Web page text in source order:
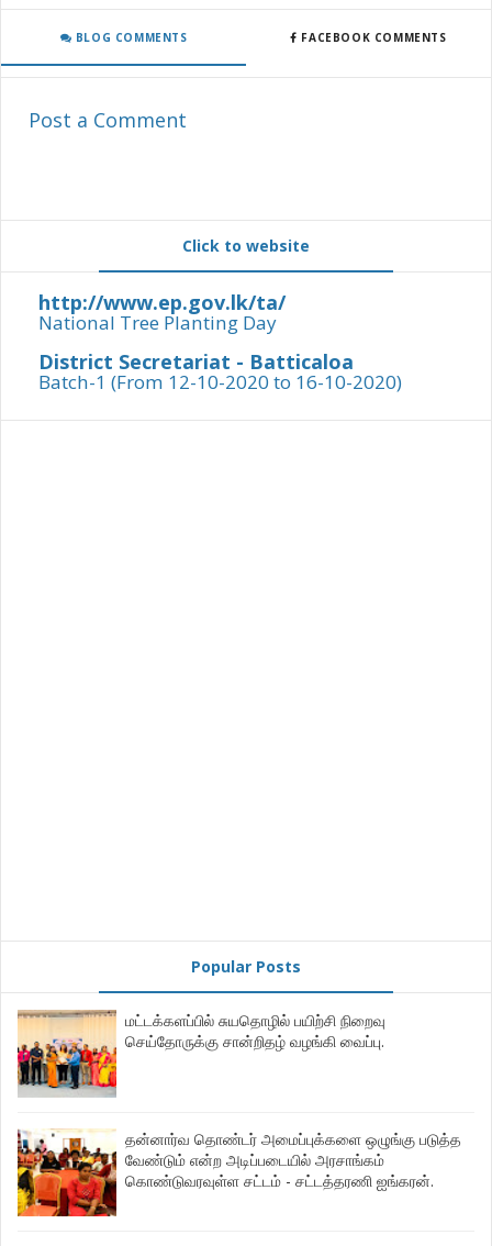
BLOG COMMENTS FACEBOOK COMMENTS
Post a Comment
Click to website
http://www.ep.gov.lk/ta/
National Tree Planting Day
District Secretariat - Batticaloa
Batch-1 (From 12-10-2020 to 16-10-2020)
Popular Posts
மட்டக்களப்பில் சுயதொழில் பயிற்சி நிறைவு
செய்தோருக்கு சான்றிதழ் வழங்கி வைப்பு.
தன்னார்வ தொண்டர் அமைப்புக்களை ஒழுங்கு படுத்த
வேண்டும் என்ற அடிப்படையில் அரசாங்கம்
கொண்டுவரவுள்ள சட்டம் - சட்டத்தரணி ஐங்கரன்.